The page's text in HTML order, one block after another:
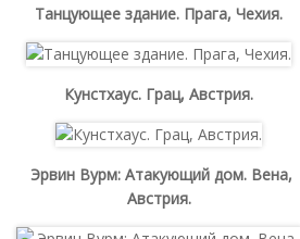
Танцующее здание. Прага, Чехия.
Кунстхаус. Грац, Австрия.
Эрвин Вурм: Атакующий дом. Вена,
Австрия.